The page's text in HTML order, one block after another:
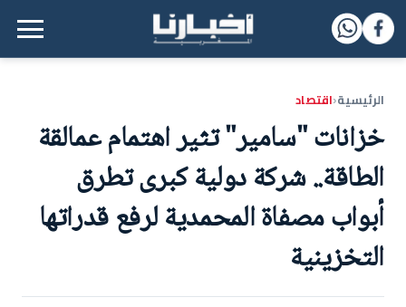
القائمة الرئيسية
الرئيسية‹اقتصاد
خزانات "سامير" تثير اهتمام عمالقة
الطاقة.. شركة دولية كبرى تطرق
أبواب مصفاة المحمدية لرفع قدراتها
التخزينية